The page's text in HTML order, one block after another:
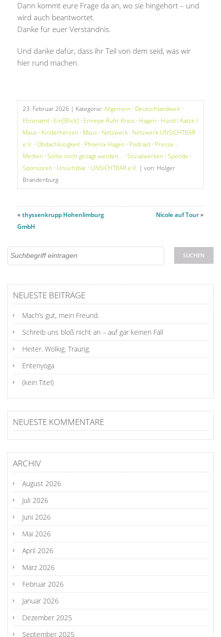
Dann kommt eure Frage da an, wo sie hingehört – und
wird auch beantwortet.
Danke für euer Verständnis.
Und danke dafür, dass ihr Teil von dem seid, was wir
hier rund machen.
23. Februar 2026 | Kategorie: Allgemein · Deutschlandweit ·
Ehrenamt · Ein[Blick] · Ennepe-Ruhr-Kreis · Hagen · Hund I Katze I
Maus · Kinderherzen · Maus · Netzwerk · Netzwerk UNSICHTBAR
e.V. · Obdachlosigkeit · Phoenix Hagen · Podcast · Presse -
Medien · Sollte noch gesagt werden... · Sozialwerken · Spende ·
Sponsoren · Unsichtbär · UNSICHTBAR e.V. | von: Holger
Brandenburg
« thyssenkrupp Hohenlimburg
GmbH
Nicole auf Tour»
NEUESTE BEITRÄGE
Mach’s gut, mein Freund.
Schreib uns bloß nicht an – auf gar keinen Fall
Heiter. Wolkig. Traurig.
Entenyoga
(kein Titel)
NEUESTE KOMMENTARE
ARCHIV
August 2026
Juli 2026
Juni 2026
Mai 2026
April 2026
März 2026
Februar 2026
Januar 2026
Dezember 2025
September 2025